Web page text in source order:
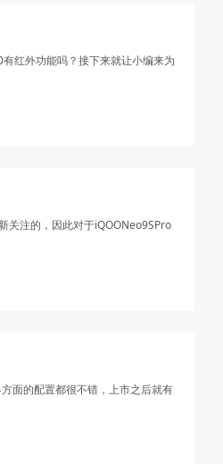
红外功能吗？接下来就让小编来为
关注的，因此对于iQOONeo9SPro
面的配置都很不错，上市之后就有